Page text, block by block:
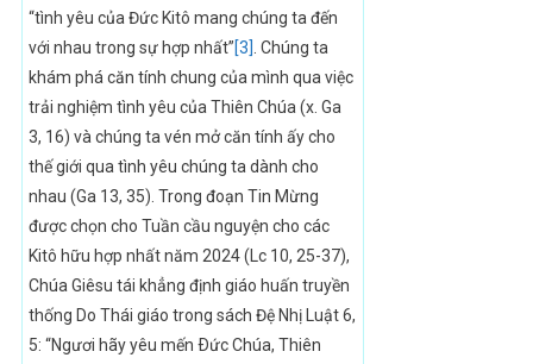
“tình yêu của Đức Kitô mang chúng ta đến
với nhau trong sự hợp nhất”[3]. Chúng ta
khám phá căn tính chung của mình qua việc
trải nghiệm tình yêu của Thiên Chúa (x. Ga
3, 16) và chúng ta vén mở căn tính ấy cho
thế giới qua tình yêu chúng ta dành cho
nhau (Ga 13, 35). Trong đoạn Tin Mừng
được chọn cho Tuần cầu nguyện cho các
Kitô hữu hợp nhất năm 2024 (Lc 10, 25-37),
Chúa Giêsu tái khẳng định giáo huấn truyền
thống Do Thái giáo trong sách Đệ Nhị Luật 6,
5: “Ngươi hãy yêu mến Ðức Chúa, Thiên